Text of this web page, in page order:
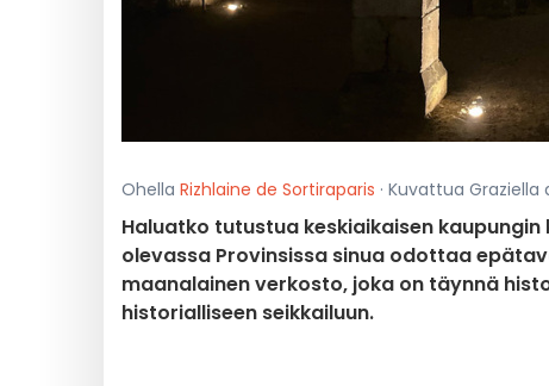
Ohella Rizhlaine de Sortiraparis · Kuvattua Graziella
Haluatko tutustua keskiaikaisen
olevassa Provinsissa sinua odottaa
maanalainen verkosto, joka on täynnä
historialliseen seikkailuun.